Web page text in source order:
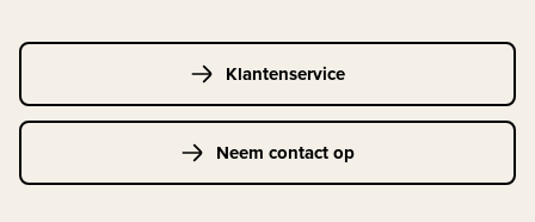
Klantenservice
Neem contact op